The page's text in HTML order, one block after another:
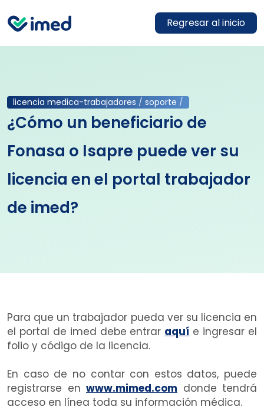
Regresar al inicio
licencia medica-trabajadores / soporte /
¿Cómo un beneficiario de
Fonasa o Isapre puede ver su
licencia en el portal trabajador
de imed?
Para que un trabajador pueda ver su licencia en
el portal de imed debe entrar aquí e ingresar el
folio y código de la licencia.
En caso de no contar con estos datos, puede
registrarse en www.mimed.com donde tendrá
acceso en línea toda su información médica.